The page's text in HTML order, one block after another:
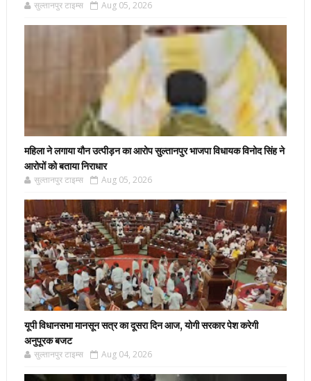
सुल्तानपुर टाइम्स Aug 05, 2026
महिला ने लगाया यौन उत्पीड़न का आरोप सुल्तानपुर भाजपा विधायक विनोद सिंह ने
आरोपों को बताया निराधार
सुल्तानपुर टाइम्स Aug 05, 2026
यूपी विधानसभा मानसून सत्र का दूसरा दिन आज, योगी सरकार पेश करेगी
अनुपूरक बजट
सुल्तानपुर टाइम्स Aug 04, 2026